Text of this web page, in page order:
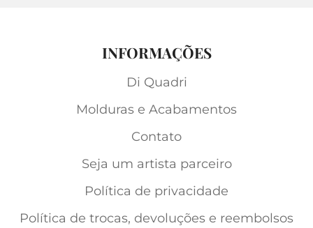
INFORMAÇÕES
Di Quadri
Molduras e Acabamentos
Contato
Seja um artista parceiro
Política de privacidade
Política de trocas, devoluções e reembolsos